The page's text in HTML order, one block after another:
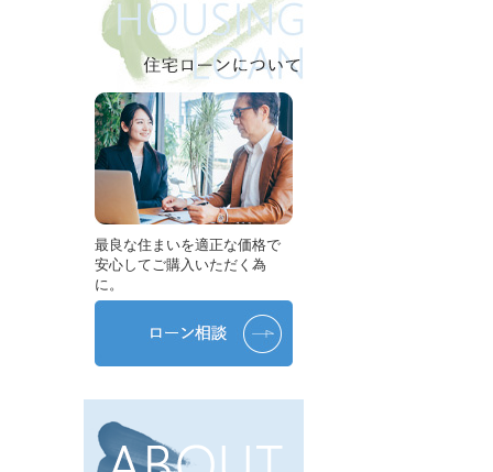
最良な住まいを適正な価格で
安心してご購入いただく為
に。